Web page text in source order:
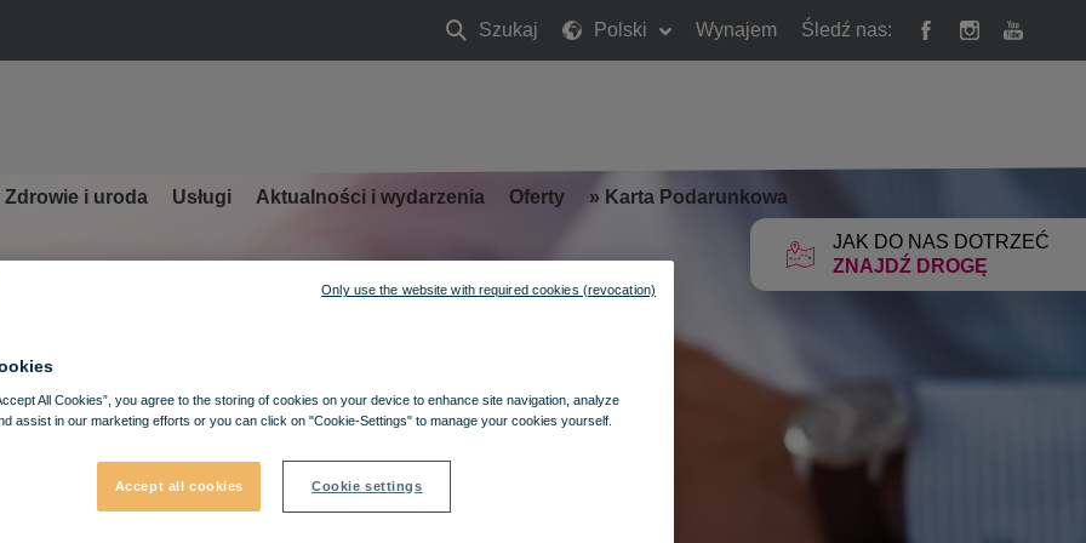
Szukaj
Szukaj
Polski Wynajem Śledź nas:
JAK DO NAS DOTRZEĆ
ZNAJDŹ DROGĘ
Zdrowie i uroda Usługi Aktualności i wydarzenia Oferty » Karta Podarunkowa
All Cookies”, you agree to the storing of cookies on your device to enhance site navigation, analyze
assist in our marketing efforts or you can click on "Cookie-Settings" to manage your cookies yourself.
Accept all cookies Cookie settings
Only use the website with required cookies (revocation)